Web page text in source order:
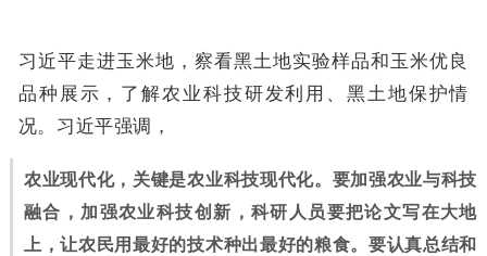
习近平走进玉米地，察看黑土地实验样品和玉米优良
品种展示，了解农业科技研发利用、黑土地保护情
况。习近平强调，
农业现代化，关键是农业科技现代化。要加强农业与科技
融合，加强农业科技创新，科研人员要把论文写在大地
上，让农民用最好的技术种出最好的粮食。要认真总结和